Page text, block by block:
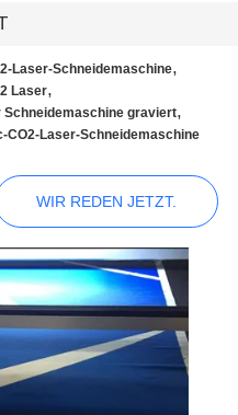
Laser-Schneidemaschine,
Laser,
Schneidemaschine graviert,
CO2-Laser-Schneidemaschine
WIR REDEN JETZT.